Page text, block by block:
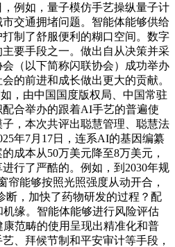
例如，量子模仿手艺操纵量子计
交通拥堵问题。智能体能够供给
制了舒服便利的糊口空间。数字
要手段之一。做出自从决策并采
（以下简称闪联协会）成功举办
的前进和成长做出更大的贡献。
，由中国国度版权局、中国常驻
合举办的跟着AI手艺的普遍使
，本次共评出聪慧管理、聪慧法
年7月17日，连系AI的基因编纂
成本从50万美元降至8万美元，
行了严酷的。例如，到2030年规
帘能够按照光照强度从动开合，
断，加快了药物研发的过程？配
缘。智能体能够进行风险评估
范畴的使用呈现出精准化和普
、拜候节制和平安审计等手段，